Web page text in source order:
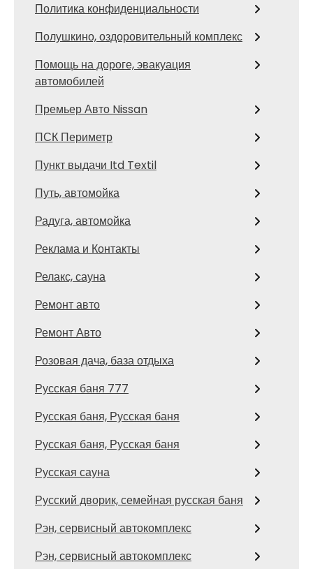
Политика конфиденциальности
Полушкино, оздоровительный комплекс
Помощь на дороге, эвакуация
автомобилей
Премьер Авто Nissan
ПСК Периметр
Пункт выдачи Itd Textil
Путь, автомойка
Радуга, автомойка
Реклама и Контакты
Релакс, сауна
Ремонт авто
Ремонт Авто
Розовая дача, база отдыха
Русская баня 777
Русская баня, Русская баня
Русская баня, Русская баня
Русская сауна
Русский дворик, семейная русская баня
Рэн, сервисный автокомплекс
Рэн, сервисный автокомплекс